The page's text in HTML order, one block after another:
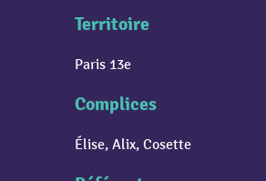
Territoire
Paris 13e
Complices
Élise, Alix, Cosette